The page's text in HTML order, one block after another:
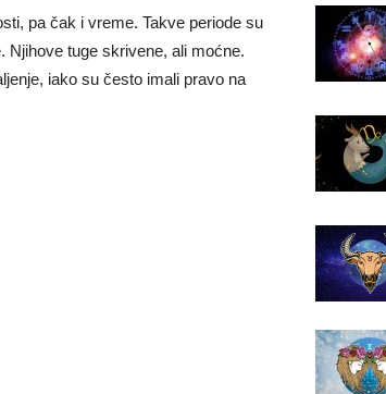
pa čak i vreme. Takve periode su
Njihove tuge skrivene, ali moćne.
iako su često imali pravo na